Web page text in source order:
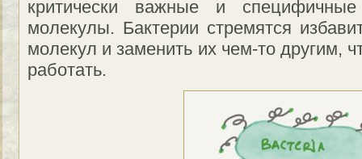
критически важные и
молекулы. Бактерии стремятся
молекул и заменить их чем-то другим,
работать.